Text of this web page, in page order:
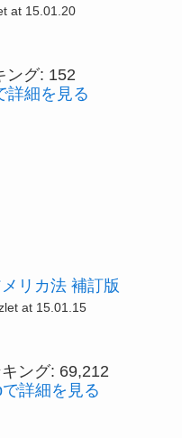
at 15.01.20
ング: 152
詳細を見る
リカ法 補訂版
at 15.01.15
ング: 69,212
詳細を見る